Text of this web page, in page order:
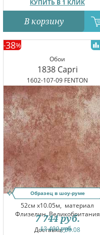
КУПИТЬ В 1 КЛИК
В корзину
Обои
1838 Capri
1602-107-09 FENTON
-38%
Образец в шоу-руме
52см x10.05м, материал
Флизелин, Великобритания
Доставка:09.08
12 490руб.
7 744 руб.